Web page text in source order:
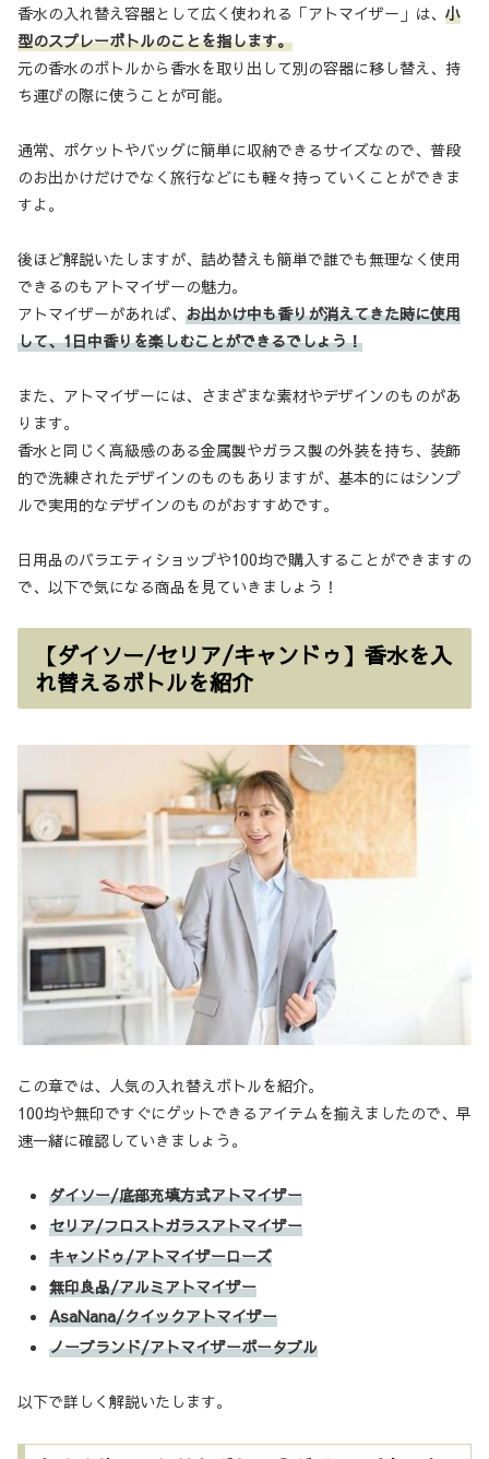
香水の入れ替え容器として広く使われる「アトマイザー」は、 小
型のスプレーボトルのことを指します。
元の香水のボトルから香水を取り出して別の容器に移し替え、持
ち運びの際に使うことが可能。
通常、ポケットやバッグに簡単に収納できるサイズなので、普段
のお出かけだけでなく旅行などにも軽々持っていくことができま
すよ。
後ほど解説いたしますが、詰め替えも簡単で誰でも無理なく使用
できるのもアトマイザーの魅力。
アトマイザーがあれば、 お出かけ中も香りが消えてきた時に使用
して、1日中香りを楽しむことができるでしょう！
また、アトマイザーには、さまざまな素材やデザインのものがあ
ります。
香水と同じく高級感のある金属製やガラス製の外装を持ち、装飾
的で洗練されたデザインのものもありますが、基本的にはシンプ
ルで実用的なデザインのものがおすすめです。
日用品のバラエティショップや100均で購入することができますの
で、以下で気になる商品を見ていきましょう！
【ダイソー/セリア/キャンドゥ】香水を入
れ替えるボトルを紹介
この章では、人気の入れ替えボトルを紹介。
100均や無印ですぐにゲットできるアイテムを揃えましたので、早
速一緒に確認していきましょう。
ダイソー/底部充填方式アトマイザー
セリア/フロストガラスアトマイザー
キャンドゥ/アトマイザーローズ
無印良品/アルミアトマイザー
AsaNana/クイックアトマイザー
ノーブランド/アトマイザーポータブル
以下で詳しく解説いたします。